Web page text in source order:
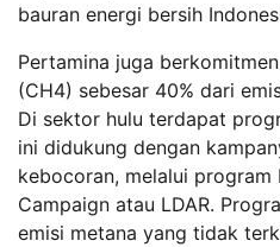
bauran energi bersih
Pertamina juga
(CH4) sebesar 40% dari
Di sektor hulu terdapat
ini didukung dengan
kebocoran, melalui program
Campaign atau LDAR.
emisi metana yang tidak